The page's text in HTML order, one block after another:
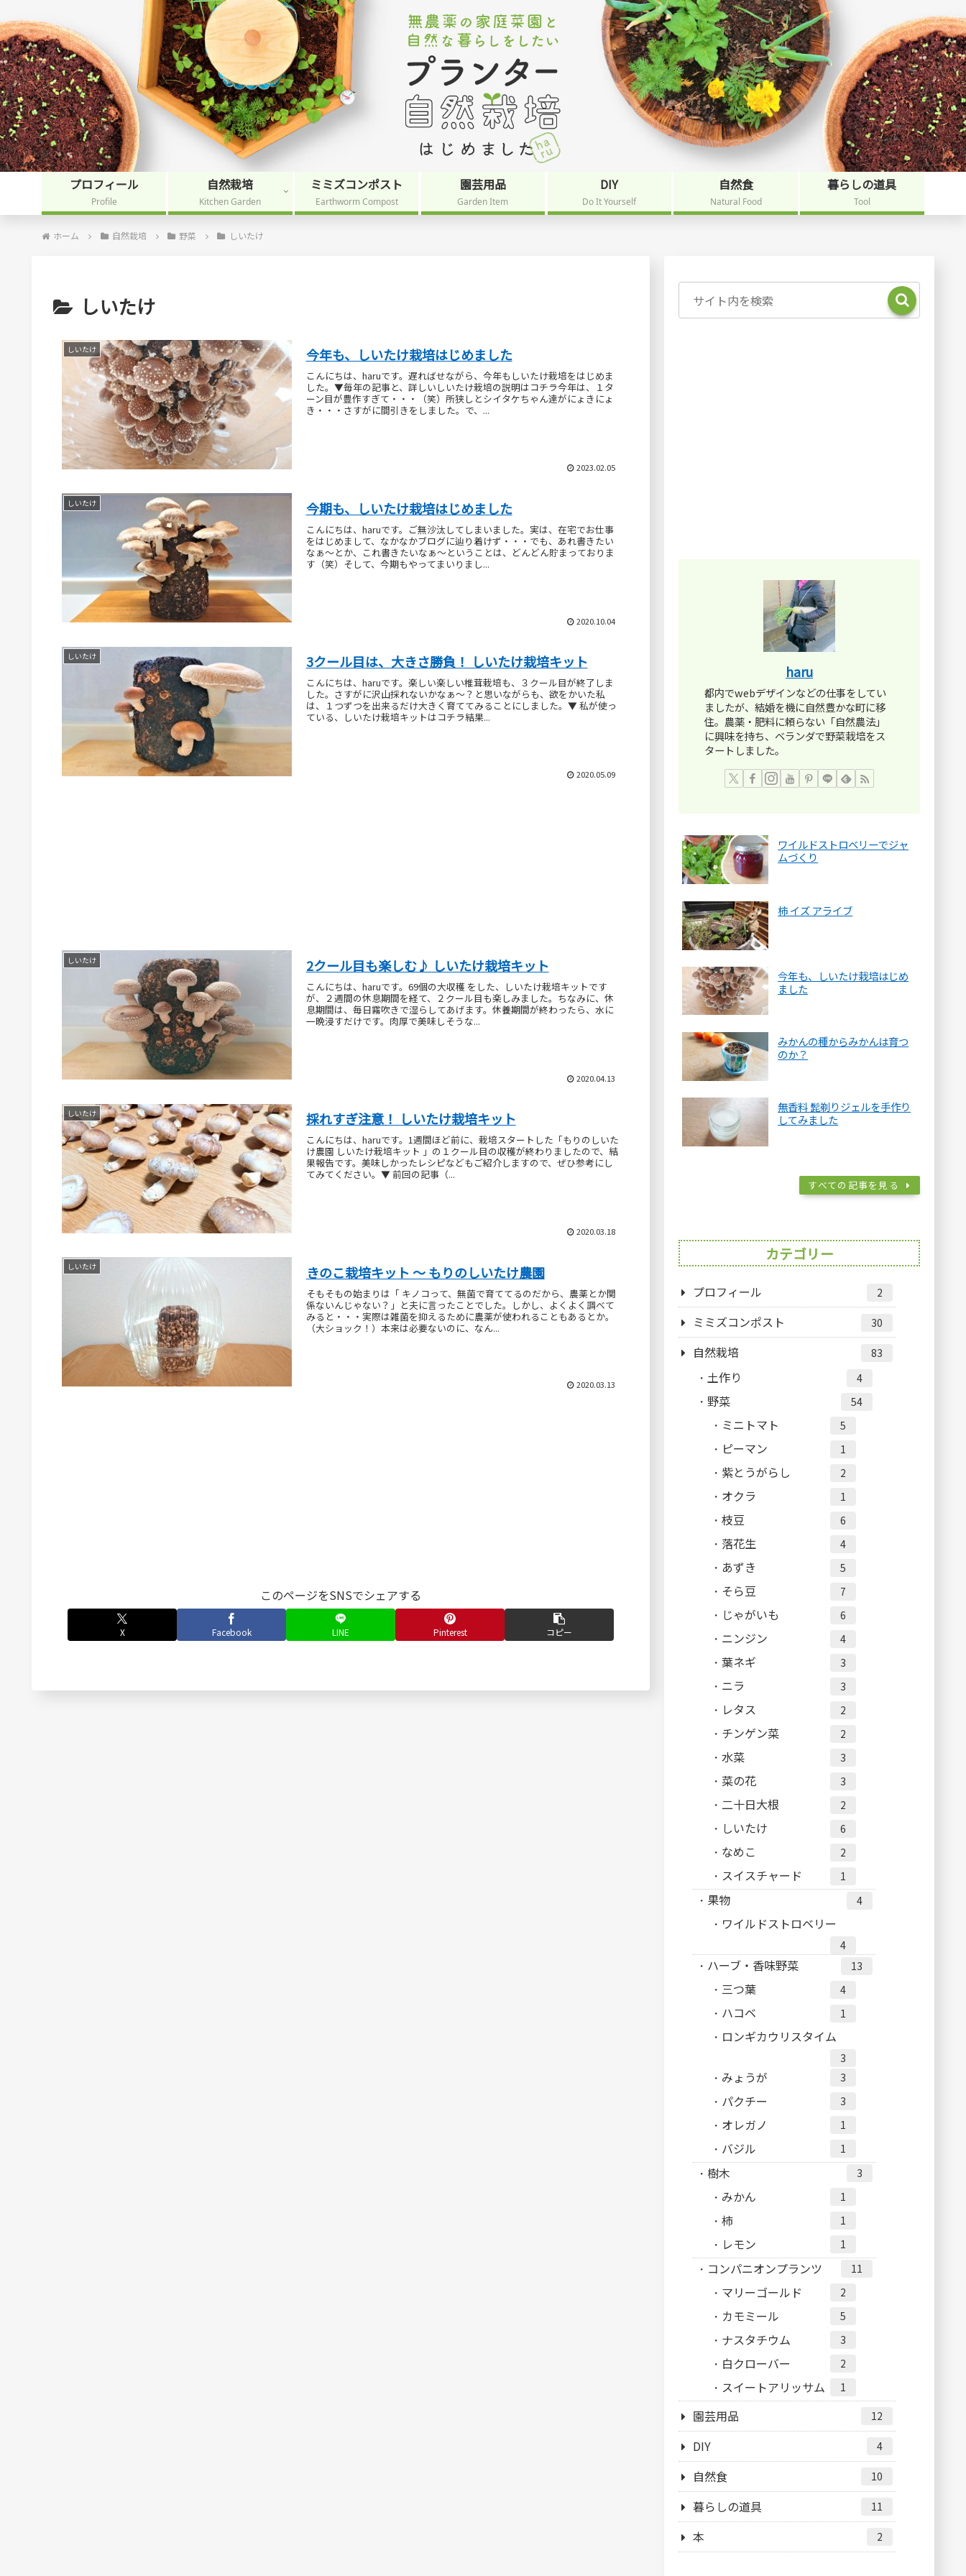
プロフィール
Profile
自然栽培
Kitchen Garden
ミミズコンポスト
Earthworm Compost
園芸用品
Garden Item
DIY
Do It Yourself
自然食
Natural Food
暮らしの道具
Tool
ホーム 自然栽培 野菜 しいたけ
しいたけ
しいたけ 今年も、しいたけ栽培はじめました
こんにちは、haruです。遅ればせながら、今年もしいたけ栽培をはじめま
した。▼毎年の記事と、詳しいしいたけ栽培の説明はコチラ今年は、１タ
ーン目が豊作すぎて・・・（笑）所狭しとシイタケちゃん達がにょきにょ
き・・・さすがに間引きをしました。で、...
2023.02.05
しいたけ 今期も、しいたけ栽培はじめました
こんにちは、haruです。ご無沙汰してしまいました。実は、在宅でお仕事
をはじめまして、なかなかブログに辿り着けず・・・でも、あれ書きたい
なぁ～とか、これ書きたいなぁ～ということは、どんどん貯まっておりま
す（笑）そして、今期もやってまいりまし...
2020.10.04
しいたけ 3クール目は、大きさ勝負！ しいたけ栽培キット
こんにちは、haruです。楽しい楽しい椎茸栽培も、３クール目が終了しま
した。さすがに沢山採れないかなぁ～？と思いながらも、欲をかいた私
は、１つずつを出来るだけ大きく育ててみることにしました。▼ 私が使っ
ている、しいたけ栽培キットはコチラ結果...
2020.05.09
しいたけ 2クール目も楽しむ♪ しいたけ栽培キット
こんにちは、haruです。69個の大収穫 をした、しいたけ栽培キットです
が、２週間の休息期間を経て、２クール目も楽しみました。ちなみに、休
息期間は、毎日霧吹きで湿らしてあげます。休養期間が終わったら、水に
一晩浸すだけです。肉厚で美味しそうな...
2020.04.13
しいたけ 採れすぎ注意！ しいたけ栽培キット
こんにちは、haruです。1週間ほど前に、栽培スタートした「もりのしいた
け農園 しいたけ栽培キット 」の１クール目の収穫が終わりましたので、結
果報告です。美味しかったレシピなどもご紹介しますので、ぜひ参考にし
てみてください。▼ 前回の記事（...
2020.03.18
しいたけ きのこ栽培キット ～ もりのしいたけ農園
そもそもの始まりは「 キノコって、無菌で育ててるのだから、農薬とか関
係ないんじゃない？」と夫に言ったことでした。しかし、よくよく調べて
みると・・・実際は雑菌を抑えるために農薬が使われることもあるとか。
（大ショック！）本来は必要ないのに、なん...
2020.03.13
このページをSNSでシェアする
X Facebook LINE Pinterest コピー
haru
都内でwebデザインなどの仕事をしてい
ましたが、結婚を機に自然豊かな町に移
住。農薬・肥料に頼らない「自然農法」
に興味を持ち、ベランダで野菜栽培をス
タートしました。
ワイルドストロベリーでジャ
ムづくり
柿 イズ アライブ
今年も、しいたけ栽培はじめ
ました
みかんの種からみかんは育つ
のか？
無香料 髭剃りジェルを手作り
してみました
すべての記事を見る
カテゴリー
プロフィール 2
ミミズコンポスト 30
自然栽培 83
土作り 4
野菜 54
ミニトマト 5
ピーマン 1
紫とうがらし 2
オクラ 1
枝豆 6
落花生 4
あずき 5
そら豆 7
じゃがいも 6
ニンジン 4
葉ネギ 3
ニラ 3
レタス 2
チンゲン菜 2
水菜 3
菜の花 3
二十日大根 2
しいたけ 6
なめこ 2
スイスチャード 1
果物 4
ワイルドストロベリー
4
ハーブ・香味野菜 13
三つ葉 4
ハコベ 1
ロンギカウリスタイム
3
みょうが 3
パクチー 3
オレガノ 1
バジル 1
樹木 3
みかん 1
柿 1
レモン 1
コンパニオンプランツ 11
マリーゴールド 2
カモミール 5
ナスタチウム 3
白クローバー 2
スイートアリッサム 1
園芸用品 12
DIY 4
自然食 10
暮らしの道具 11
本 2